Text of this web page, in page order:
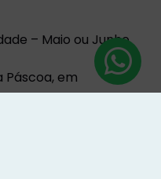
– Maio ou Junho
Páscoa, em